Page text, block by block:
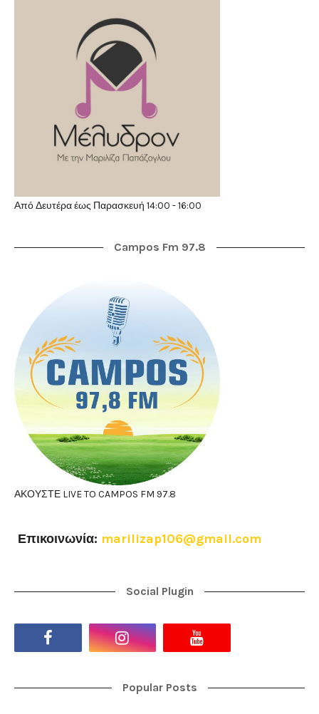
Από Δευτέρα έως Παρασκευή 14:00 - 16:00
Campos Fm 97.8
ΑΚΟΥΣΤΕ LIVE TO CAMPOS FM 97.8
Επικοινωνία: marilizap106@gmail.com
Social Plugin
Popular Posts